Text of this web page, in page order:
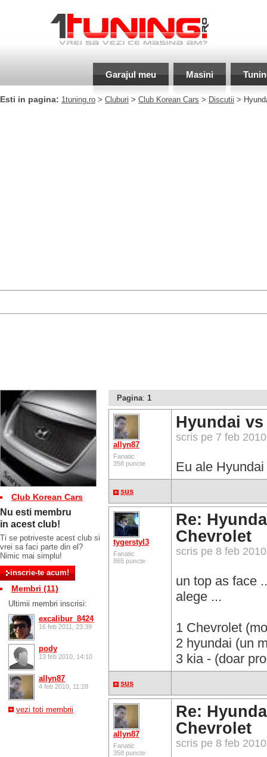
Garajul meu Masini
Esti in pagina: 1tuning.ro > Cluburi > Club Korean Cars > Discutii >
Club Korean Cars
Nu esti membru
in acest club!
Ti se potriveste acest club si
vrei sa faci parte din el?
Nimic mai simplu!
Membri (11)
Ultimii membri inscrisi:
excalibur_8424
16 feb 2011, 23:39
pody
13 feb 2010, 14:10
allyn87
4 feb 2010, 11:28
vezi toti membrii
Pagina: 1
allyn87
Fanatic
358 puncte
Hyundai
scris pe 7 feb
Eu ale Hyundai
sus
tygerstyl3
Fanatic
865 puncte
Re:
Chevrolet
scris pe 8 feb
un top as face
alege ...
1 Chevrolet
2 hyundai (un
3 kia - (doar
sus
allyn87
Fanatic
358 puncte
Re:
Chevrolet
scris pe 8 feb